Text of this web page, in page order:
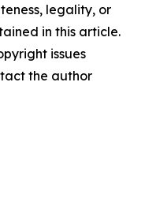
legality, or
in this article.
issues
the author